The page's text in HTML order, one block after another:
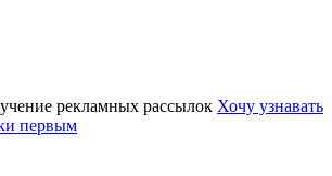
рекламных рассылок Хочу узнавать
первым